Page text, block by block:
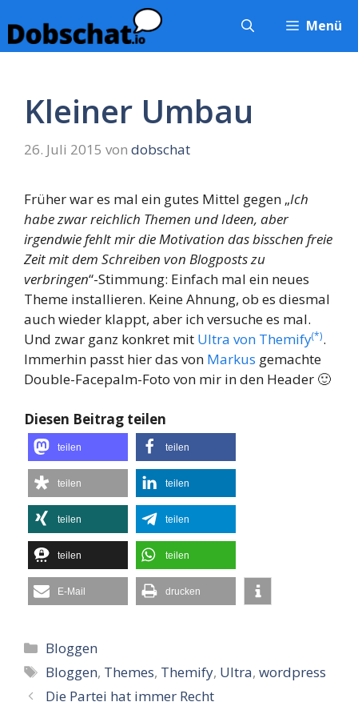
Inhalt
springen
Menü
Kleiner Umbau
26. Juli 2015 von dobschat
Früher war es mal ein gutes Mittel gegen „Ich
habe zwar reichlich Themen und Ideen, aber
irgendwie fehlt mir die Motivation das bisschen freie
Zeit mit dem Schreiben von Blogposts zu
verbringen“-Stimmung: Einfach mal ein neues
Theme installieren. Keine Ahnung, ob es diesmal
auch wieder klappt, aber ich versuche es mal.
Und zwar ganz konkret mit Ultra von Themify(*).
Immerhin passt hier das von Markus gemachte
Double-Facepalm-Foto von mir in den Header 🙂
Diesen Beitrag teilen
teilen teilen
teilen teilen
teilen teilen
teilen teilen
E-Mail drucken
Kategorien
Bloggen
Schlagwörter
Bloggen, Themes, Themify, Ultra,wordpress
Die Partei hat immer Recht